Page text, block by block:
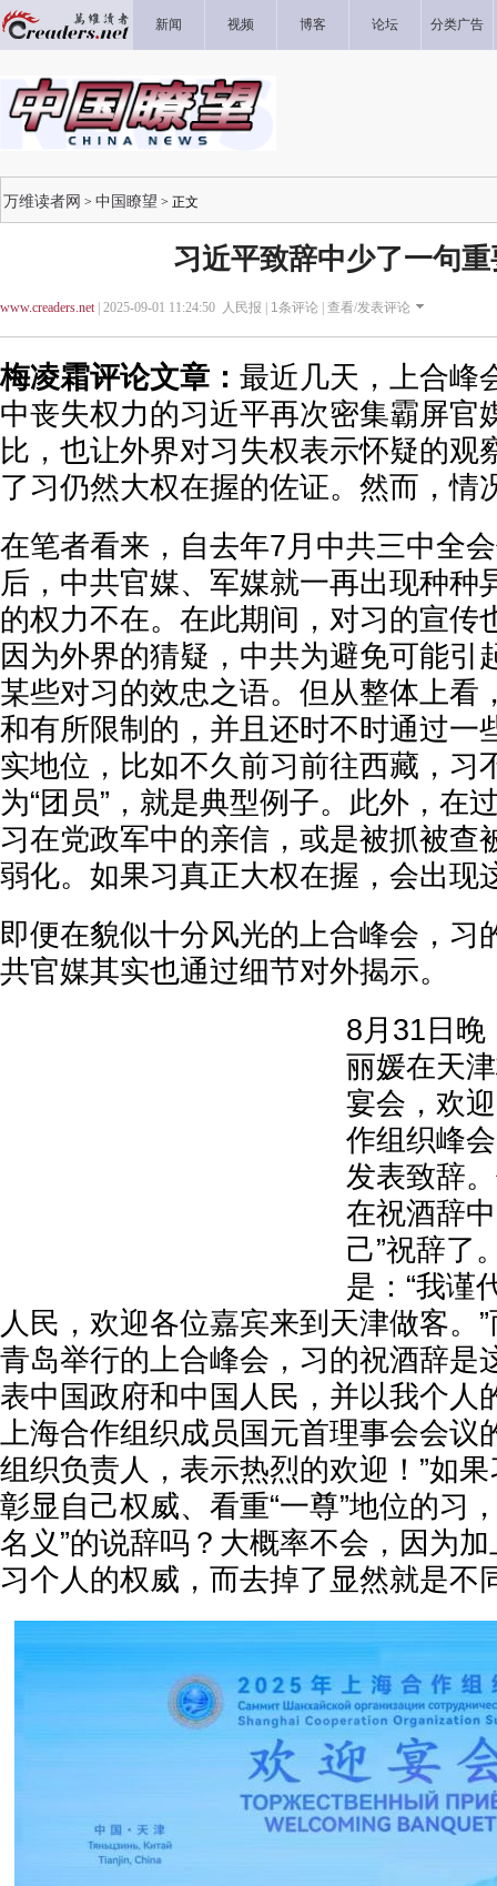
新闻 视频 博客 论坛 分类广告
万维读者网 > 中国瞭望 > 正文
习近平致辞中少了一句
www.creaders.net| 2025-09-01 11:24:50 人民报 | 1条评论 | 查看/发表评论
梅凌霜评论文章： 最近几天，上合峰
中丧失权力的习近平再次密集霸屏官
比，也让外界对习失权表示怀疑的观
了习仍然大权在握的佐证。然而，情
在笔者看来，自去年7月中共三中全
后，中共官媒、军媒就一再出现种种
的权力不在。在此期间，对习的宣传
因为外界的猜疑，中共为避免可能引
某些对习的效忠之语。但从整体上看
和有所限制的，并且还时不时通过一
实地位，比如不久前习前往西藏，习
为“团员”，就是典型例子。此外，在
习在党政军中的亲信，或是被抓被查
弱化。如果习真正大权在握，会出现
即便在貌似十分风光的上合峰会，习
共官媒其实也通过细节对外揭示。
8月31日晚
丽媛在天
宴会，欢
作组织峰
发表致辞
在祝酒辞
己”祝辞了
是：“我谨
人民，欢迎各位嘉宾来到天津做客。
青岛举行的上合峰会，习的祝酒辞是
表中国政府和中国人民，并以我个人
上海合作组织成员国元首理事会会议
组织负责人，表示热烈的欢迎！”如
彰显自己权威、看重“一尊”地位的习
名义”的说辞吗？大概率不会，因为
习个人的权威，而去掉了显然就是不